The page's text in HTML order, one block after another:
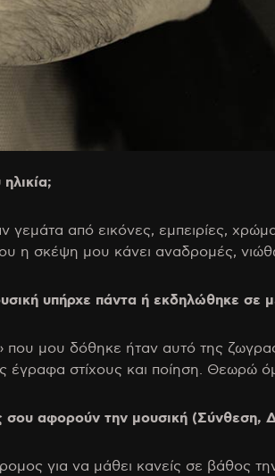
γεμάτα από εικόνες, εμπειρίες,
σκέψη μου κάνει αναδρομές,
υπήρχε πάντα ή εκδηλώθηκε σε
που μου δόθηκε ήταν αυτό της
στίχους και ποίηση. Θεωρώ
σου αφορούν την μουσική
για να μάθει κανείς σε βάθος